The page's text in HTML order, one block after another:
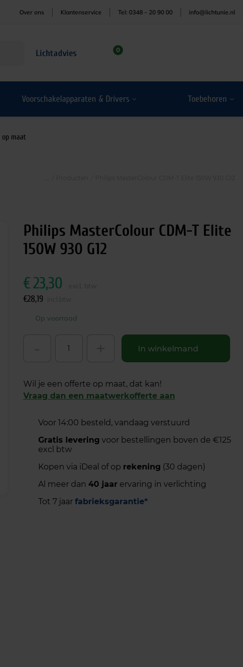
Over ons Klantenservice Tel: 0348 – 20 90 00 info@lichtunie.nl
Lichtadvies 0
Voorschakelapparaten & Drivers Toebehoren
op maat
Philips MasterColour CDM-T Elite
150W 930 G12
€23,30
€28,19
Op voorraad
In winkelmand
Wil je een offerte op maat, dat kan!
Vraag dan een maatwerkofferte aan
Voor 14:00 besteld, vandaag verstuurd
Gratis levering voor bestellingen boven de €125
excl btw
Kopen via iDeal of op rekening (30 dagen)
Al meer dan 40 jaarervaring in verlichting
Tot 7 jaar fabrieksgarantie*